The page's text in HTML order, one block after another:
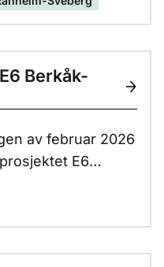
vil oppleves
Berkåk-
av februar 2026
E6
er på